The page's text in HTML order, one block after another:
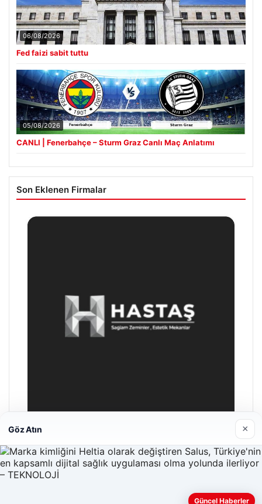
06/08/2026
Fed faizi sabit tuttu
05/08/2026
CANLI | Fenerbahçe – Sturm Graz Canlı Maç Anlatımı
Son Eklenen Firmalar
Hastaş Beton
26/05/2026
Göz Atın ×
Güncel Haberler